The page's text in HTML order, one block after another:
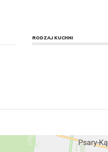
RODZAJ KUCHNI